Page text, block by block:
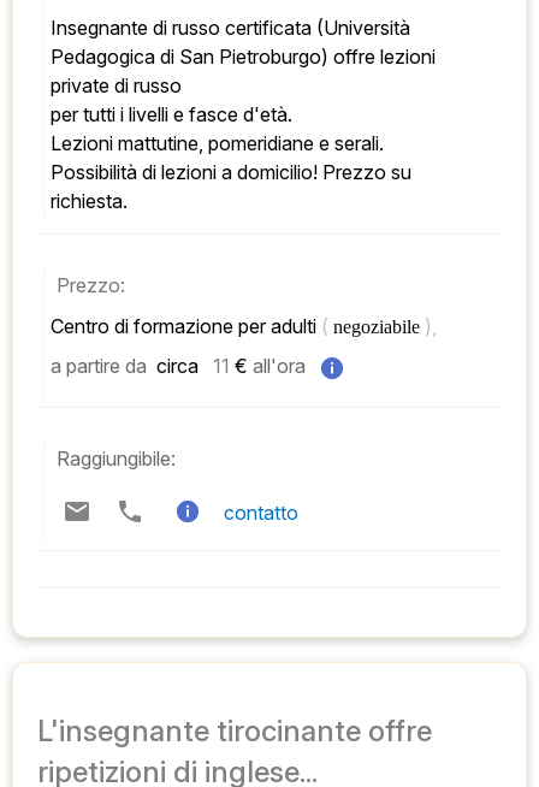
Insegnante di russo certificata (Università
Pedagogica di San Pietroburgo) offre lezioni
private di russo
per tutti i livelli e fasce d'età.
Lezioni mattutine, pomeridiane e serali.
Possibilità di lezioni a domicilio! Prezzo su
richiesta.
Prezzo:
Centro di formazione per adulti ( negoziabile ),
a partire da circa 11 € all'ora
Raggiungibile:
contatto
L'insegnante tirocinante offre
ripetizioni di inglese...